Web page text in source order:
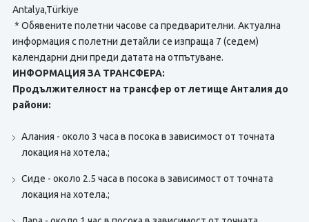
Antalya,Türkiye
* Обявените полетни часове са предварителни. Актуална
информация с полетни детайли се изпраща 7 (седем)
календарни дни преди датата на отпътуване.
ИНФОРМАЦИЯ ЗА ТРАНСФЕРА:
Продължителност на трансфер от летище Анталия до
райони:
Алания - около 3 часа в посока в зависимост от точната
локация на хотела.;
Сиде - около 2.5 часа в посока в зависимост от точната
локация на хотела.;